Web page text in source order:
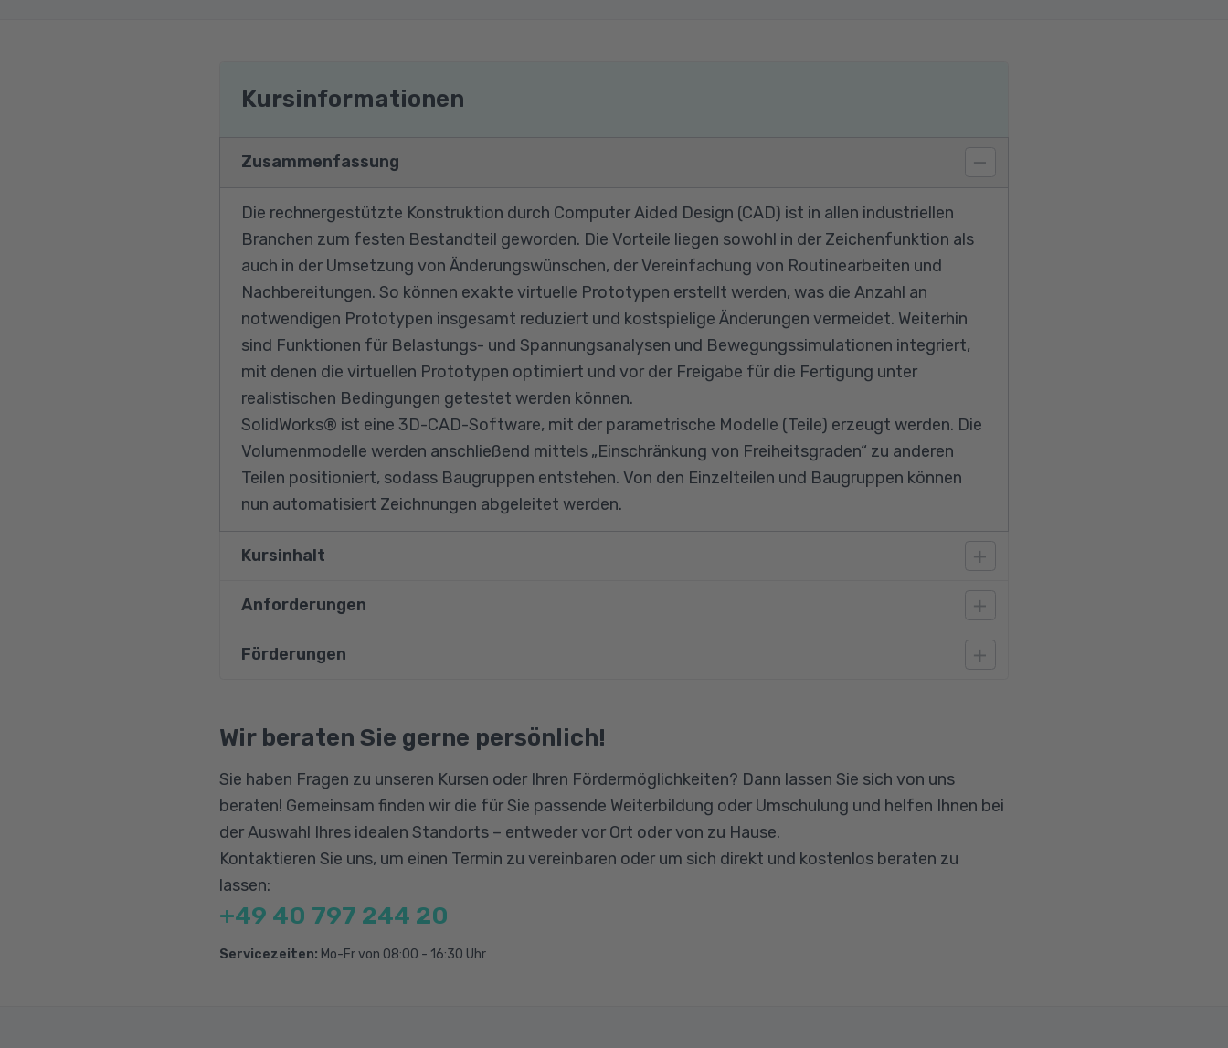
Kursinformationen
Zusammenfassung
Die rechnergestützte Konstruktion durch Computer Aided Design (CAD) ist in allen industriellen
Branchen zum festen Bestandteil geworden. Die Vorteile liegen sowohl in der Zeichenfunktion als
auch in der Umsetzung von Änderungswünschen, der Vereinfachung von Routinearbeiten und
Nachbereitungen. So können exakte virtuelle Prototypen erstellt werden, was die Anzahl an
notwendigen Prototypen insgesamt reduziert und kostspielige Änderungen vermeidet. Weiterhin
sind Funktionen für Belastungs- und Spannungsanalysen und Bewegungssimulationen integriert,
mit denen die virtuellen Prototypen optimiert und vor der Freigabe für die Fertigung unter
realistischen Bedingungen getestet werden können.
SolidWorks® ist eine 3D-CAD-Software, mit der parametrische Modelle (Teile) erzeugt werden. Die
Volumenmodelle werden anschließend mittels „Einschränkung von Freiheitsgraden“ zu anderen
Teilen positioniert, sodass Baugruppen entstehen. Von den Einzelteilen und Baugruppen können
nun automatisiert Zeichnungen abgeleitet werden.
Kursinhalt
Benutzeroberfläche
Volumenmodellierung
Arbeiten mit der Toolbox
Zeichnungsableitung und Schnitte
Einfügen von Bemaßungen
Erstellen von Stücklisten
Konfigurationen
Anforderungen
Es wird eine abgeschlossene Berufsausbildung im gewerblich-technischen Bereich mit
Förderungen
Qualifizierungschancengesetz
Wir beraten Sie gerne persönlich!
Sie haben Fragen zu unseren Kursen oder Ihren Fördermöglichkeiten? Dann lassen Sie sich von uns
beraten! Gemeinsam finden wir die für Sie passende Weiterbildung oder Umschulung und helfen Ihnen bei
der Auswahl Ihres idealen Standorts – entweder vor Ort oder von zu Hause.
Kontaktieren Sie uns, um einen Termin zu vereinbaren oder um sich direkt und kostenlos beraten zu
lassen:
+49 40 797 244 20
Servicezeiten: Mo-Fr von 08:00 - 16:30 Uhr